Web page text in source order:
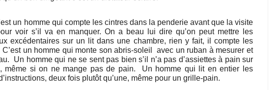
un homme qui compte les cintres dans la penderie avant que la visite
voir s’il va en manquer. On a beau lui dire qu’on peut mettre les
excédentaires sur un lit dans une chambre, rien y fait, il compte les
C’est un homme qui monte son abris-soleil
avec un ruban à mesurer et
Un homme qui ne se sent pas bien s’il n’a pas d’assiettes à pain sur
même si on ne mange pas de pain.
Un homme qui lit en entier les
deux fois plutôt qu’une, même pour un grille-pain.